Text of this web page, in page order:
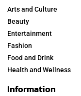
Arts and Culture
Beauty
Entertainment
Fashion
Food and Drink
Health and Wellness
Information